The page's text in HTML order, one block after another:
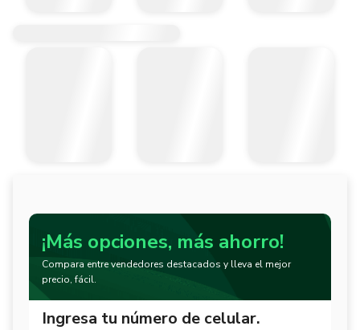
¡Más opciones, más ahorro!
Compara entre vendedores destacados y lleva el mejor
precio, fácil.
Ingresa tu número de celular.